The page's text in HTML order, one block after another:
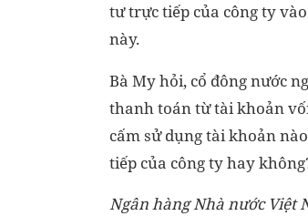
tư trực tiếp của công ty
này.
Bà My hỏi, cổ đông nước
thanh toán từ tài khoản
cấm sử dụng tài khoản
tiếp của công ty hay
Ngân hàng Nhà nước Việt